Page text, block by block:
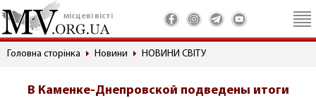
місцеві вісті
Головна сторінка Новини НОВИНИ СВІТУ
В Каменке-Днепровской подведены итоги